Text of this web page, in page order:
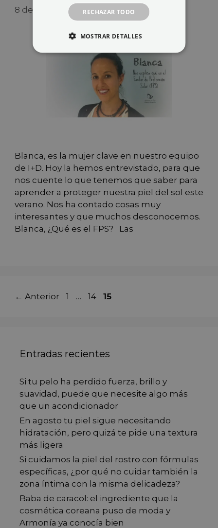
8 de junio de 2013
Blanca, es la mujer clave en nuestro equipo
de I+D. Hoy la hemos entrevistado, para que
nos cuente lo que tenemos que saber para
aprender a proteger nuestra piel del sol este
verano. Nos ha contado cosas muy
interesantes y que muchos desconocemos.
Blanca, ¿Qué es el FPS? Las
← Anterior 1 … 14 15
Entradas recientes
Si tu pelo ha perdido fuerza, brillo y
suavidad, puede que necesite algo más
que un acondicionador
En agosto tu piel sigue necesitando
hidratación, pero quizá te pide una textura
más ligera
Si cuidamos la piel del rostro con fórmulas
específicas, ¿por qué no cuidar también la
zona íntima con la misma delicadeza?
Baba de caracol: el ingrediente que la
cosmética coreana puso de moda y
Armonía ya conocía bien
RECHAZAR TODO
MOSTRAR DETALLES